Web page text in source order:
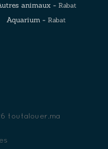
animaux - Rabat
Aquarium - Rabat
toutalouer.ma